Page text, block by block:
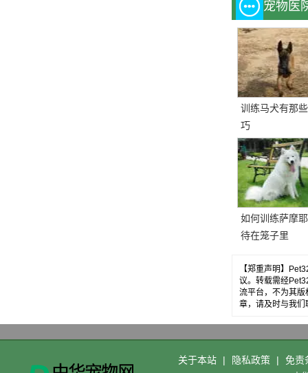
宠物医
训练马犬有那
巧
如何训练萨摩
待在笼子里
【郑重声明】
议。转载需经
流平台，不为其
章，请及时与我
关于本站 | 隐私政策 | 免责